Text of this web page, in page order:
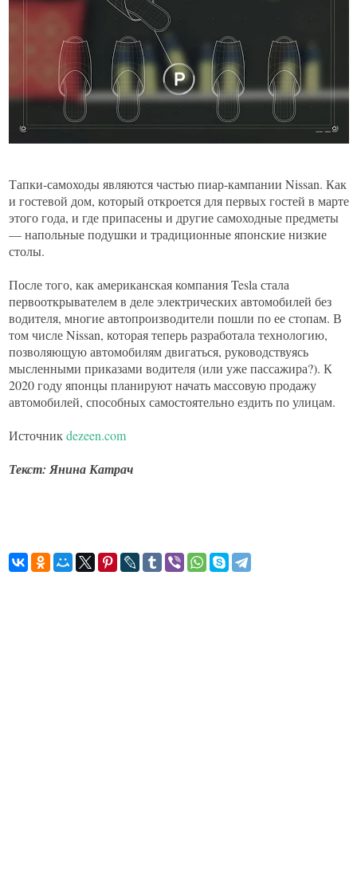
Тапки-самоходы являются частью пиар-кампании Nissan. Как
и гостевой дом, который откроется для первых гостей в марте
этого года, и где припасены и другие самоходные предметы
— напольные подушки и традиционные японские низкие
столы.
После того, как американская компания Tesla стала
первооткрывателем в деле электрических автомобилей без
водителя, многие автопроизводители пошли по ее стопам. В
том числе Nissan, которая теперь разработала технологию,
позволяющую автомобилям двигаться, руководствуясь
мысленными приказами водителя (или уже пассажира?). К
2020 году японцы планируют начать массовую продажу
автомобилей, способных самостоятельно ездить по улицам.
Источникdezeen.com
Текст: Янина Катрач